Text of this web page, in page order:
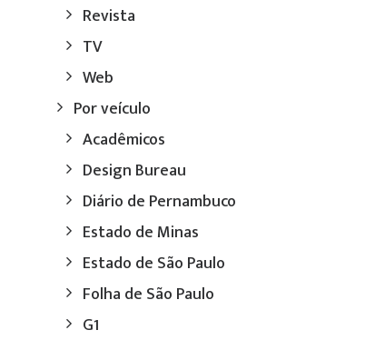
Revista
TV
Web
Por veículo
Acadêmicos
Design Bureau
Diário de Pernambuco
Estado de Minas
Estado de São Paulo
Folha de São Paulo
G1